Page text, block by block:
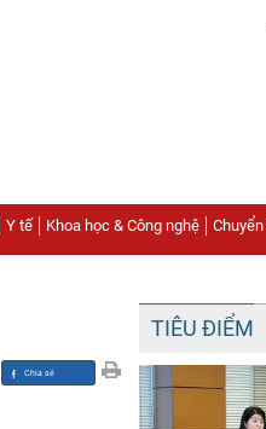
Y tế Khoa học & Công nghệ
TIÊU ĐIỂM